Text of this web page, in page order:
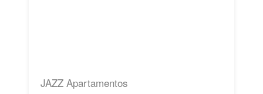
JAZZ Apartamentos